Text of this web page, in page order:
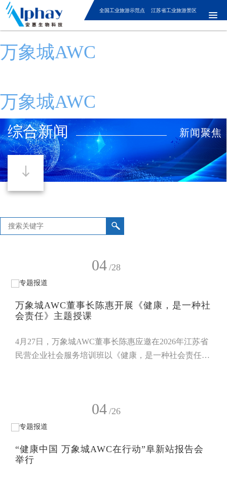
万象城AWC
万象城AWC
全国工业旅游示范点 江苏省工业旅游景区
综合新闻 新闻聚焦
04 /28
万象城AWC董事长陈惠开展《健康，是一种社
会责任》主题授课
4月27日，万象城AWC董事长陈惠应邀在2026年江苏省
民营企业社会服务培训班以《健康，是一种社会责任》
以“企业健康”与“企业家健康”为两大主线，串联起万象
城AWC在社会责任领域的生动实践。他指出，企业健
存续发展的基石，更是民
04 /26
“健康中国 万象城AWC在行动”阜新站报告会
举行